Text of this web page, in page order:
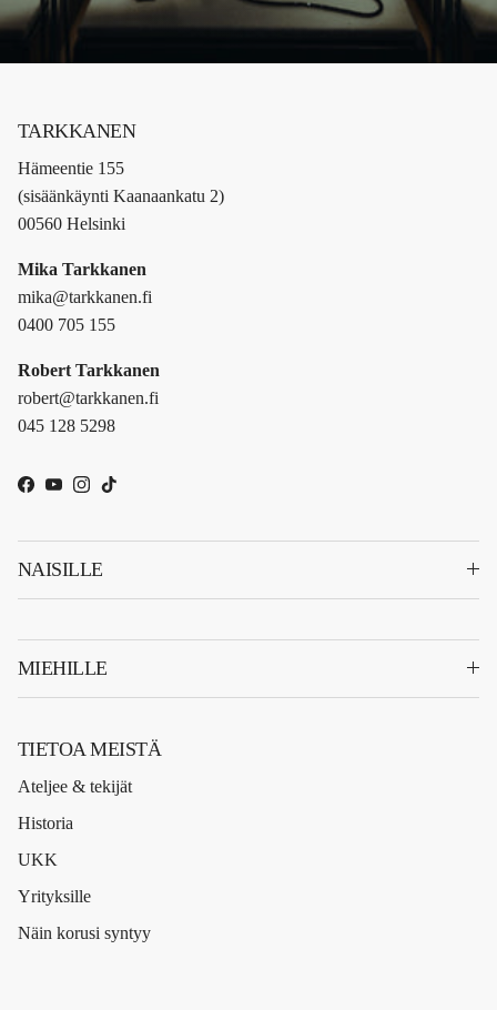
TARKKANEN
Hämeentie 155
(sisäänkäynti Kaanaankatu 2)
00560 Helsinki
Mika Tarkkanen
mika@tarkkanen.fi
0400 705 155
Robert Tarkkanen
robert@tarkkanen.fi
045 128 5298
Facebook
YouTube
Instagram
TikTok
NAISILLE
MIEHILLE
TIETOA MEISTÄ
Ateljee & tekijät
Historia
UKK
Yrityksille
Näin korusi syntyy